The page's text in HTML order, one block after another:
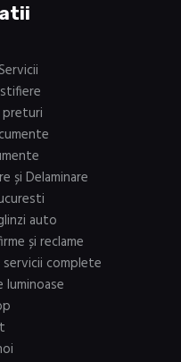
și Delaminare
auto
și reclame
complete
luminoase